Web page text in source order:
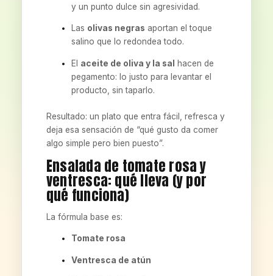
y un punto dulce sin agresividad.
Las olivas negras aportan el toque
salino que lo redondea todo.
El aceite de oliva y la sal
hacen de
pegamento: lo justo para levantar el
producto, sin taparlo.
Resultado: un plato que entra fácil, refresca y
deja esa sensación de “qué gusto da comer
algo simple pero bien puesto”.
Ensalada de tomate rosa y
ventresca: qué lleva (y por
qué funciona)
La fórmula base es:
Tomate rosa
Ventresca de atún